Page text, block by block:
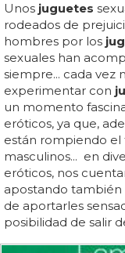
Unos juguetes
rodeados de
hombres por los
sexuales han
siempre... cada vez
experimentar con
un momento
eróticos, ya que,
están rompiendo el
masculinos... en
eróticos, nos
apostando
de aportarles
posibilidad de salir